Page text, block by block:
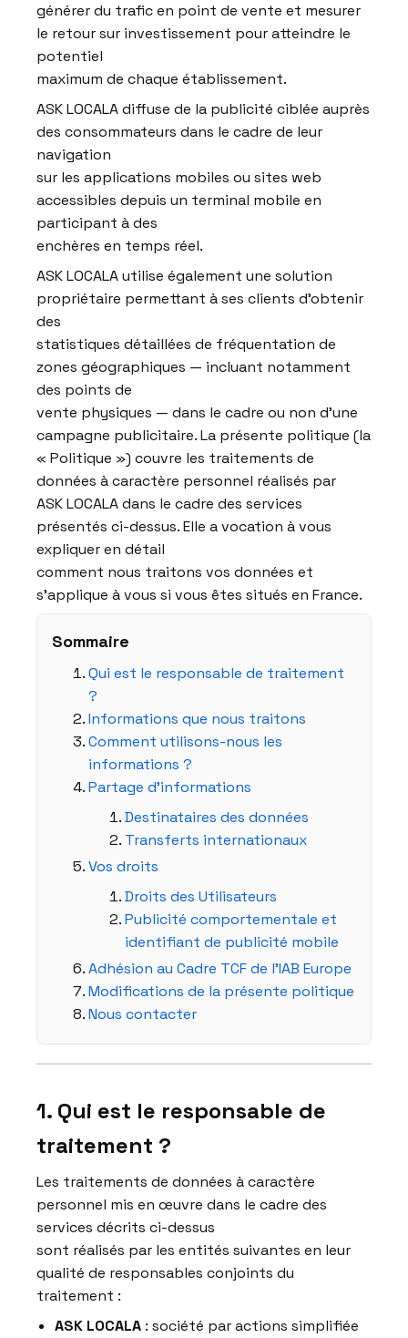
générer du trafic en point de vente et mesurer
le retour sur investissement pour atteindre le
potentiel
maximum de chaque établissement.
ASK LOCALA diffuse de la publicité ciblée auprès
des consommateurs dans le cadre de leur
navigation
sur les applications mobiles ou sites web
accessibles depuis un terminal mobile en
participant à des
enchères en temps réel.
ASK LOCALA utilise également une solution
propriétaire permettant à ses clients d’obtenir
des
statistiques détaillées de fréquentation de
zones géographiques — incluant notamment
des points de
vente physiques — dans le cadre ou non d’une
campagne publicitaire. La présente politique (la
« Politique ») couvre les traitements de
données à caractère personnel réalisés par
ASK LOCALA dans le cadre des services
présentés ci-dessus. Elle a vocation à vous
expliquer en détail
comment nous traitons vos données et
s’applique à vous si vous êtes situés en France.
Sommaire
Qui est le responsable de traitement
?
Informations que nous traitons
Comment utilisons-nous les
informations ?
Partage d’informations
Destinataires des données
Transferts internationaux
Vos droits
Droits des Utilisateurs
Publicité comportementale et
identifiant de publicité mobile
Adhésion au Cadre TCF de l’IAB Europe
Modifications de la présente politique
Nous contacter
1. Qui est le responsable de
traitement ?
Les traitements de données à caractère
personnel mis en œuvre dans le cadre des
services décrits ci-dessus
sont réalisés par les entités suivantes en leur
qualité de responsables conjoints du
traitement :
ASK LOCALA : société par actions simplifiée